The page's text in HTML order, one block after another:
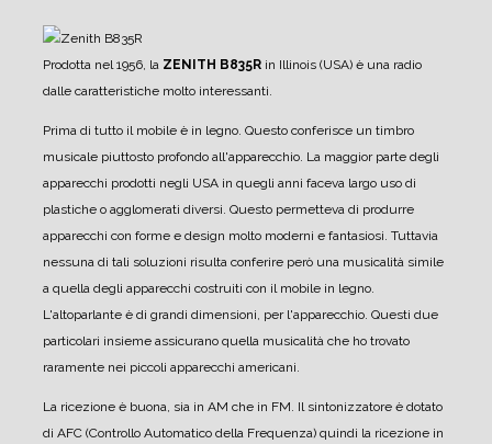
Prodotta nel 1956, la ZENITH B835R in Illinois (USA) è una radio
dalle caratteristiche molto interessanti.
Prima di tutto il mobile è in legno. Questo conferisce un timbro
musicale piuttosto profondo all'apparecchio. La maggior parte degli
apparecchi prodotti negli USA in quegli anni faceva largo uso di
plastiche o agglomerati diversi. Questo permetteva di produrre
apparecchi con forme e design molto moderni e fantasiosi. Tuttavia
nessuna di tali soluzioni risulta conferire però una musicalità simile
a quella degli apparecchi costruiti con il mobile in legno.
L'altoparlante è di grandi dimensioni, per l'apparecchio. Questi due
particolari insieme assicurano quella musicalità che ho trovato
raramente nei piccoli apparecchi americani.
La ricezione è buona, sia in AM che in FM. Il sintonizzatore è dotato
di AFC (Controllo Automatico della Frequenza) quindi la ricezione in